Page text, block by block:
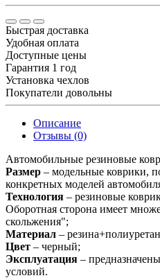
Быстрая доставка
Удобная оплата
Доступные цены
Гарантия 1 год
Установка чехлов
Покупатели довольны
Описание
Отзывы (0)
Автомобильные резиновые
Размер – модельные коврики,
конкретных моделей
Технология – резиновые
Оборотная сторона имеет
скольжения";
Материал –
Цвет – черный;
Эксплуатация –
условий.